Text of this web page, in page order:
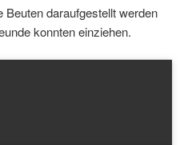
daraufgestellt werden
konnten einziehen.